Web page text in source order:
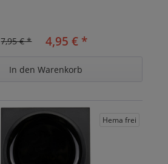
7,95 € * 4,95 € *
In den Warenkorb
Hema frei